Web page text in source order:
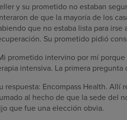
y su prometido no estaban
de que la mayoría de los
que no estaba lista para irse
Su prometido pidió
prometido intervino por mí
intensiva. La primera pregunta
respuesta: Encompass Health. Allí
al hecho de que la sede del
que fue una elección obvia.